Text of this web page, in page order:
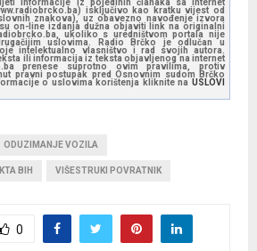
isključivo kao kratku vijest od
znakova), uz obavezno navođenje izvora
on-line izdanja dužna objaviti link na originalni
ukoliko s uredništvom portala nije
uslovima. Radio Brčko je odlučan u
intelektualno vlasništvo i rad svojih autora.
ili informacija iz teksta objavljenog na internet
prenese suprotno ovim pravilima, protiv
pravni postupak pred Osnovnim sudom Brčko
o uslovima korištenja kliknite na USLOVI
ODUZIMANJE VOZILA
BIH VIŠESTRUKI POVRATNIK
0